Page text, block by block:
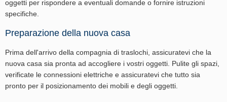
oggetti per rispondere a eventuali domande o fornire istruzioni
specifiche.
Preparazione della nuova casa
Prima dell'arrivo della compagnia di traslochi, assicuratevi che la
nuova casa sia pronta ad accogliere i vostri oggetti. Pulite gli spazi,
verificate le connessioni elettriche e assicuratevi che tutto sia
pronto per il posizionamento dei mobili e degli oggetti.